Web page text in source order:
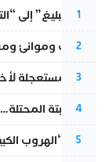
1
من “التبليغ” إلى
2
قطارات وموانئ
3
عودة مستعجلة
4
أزمة سبتة
5
عملية “الهروب